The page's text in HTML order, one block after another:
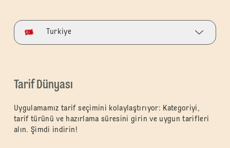
Turkiye
Tarif Dünyası
Uygulamamız tarif seçimini kolaylaştırıyor: Kategoriyi,
tarif türünü ve hazırlama süresini girin ve uygun tarifleri
alın. Şimdi indirin!